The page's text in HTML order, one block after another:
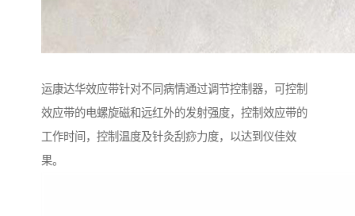
运康达华效应带针对不同病情通过调节控制器，可控制
效应带的电螺旋磁和远红外的发射强度，控制效应带的
工作时间，控制温度及针灸刮痧力度，以达到仪佳效
果。